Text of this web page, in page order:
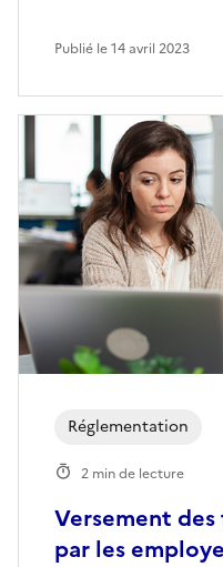
Publié le 14 avril 2023
Versement
par les
Réglementation
2 min de lecture